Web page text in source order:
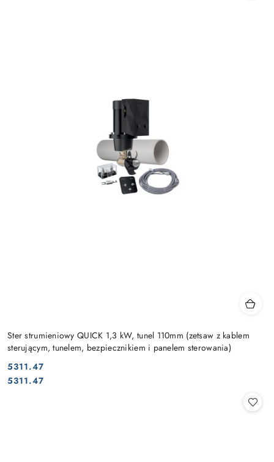
Ster strumieniowy QUICK 1,3 kW, tunel 110mm (zetsaw z kablem
sterującym, tunelem, bezpiecznikiem i panelem sterowania)
Cena:
5311.47
Cena:
5311.47